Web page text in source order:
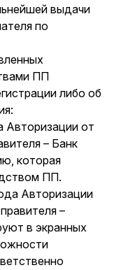
выдачи
по
ПП
либо об
Авторизации от
– Банк
которая
ПП.
Авторизации
–
в экранных